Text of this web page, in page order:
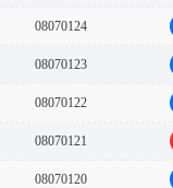
08070124
08070123
08070122
08070121
08070120